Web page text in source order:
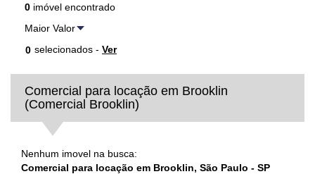
0 imóvel encontrado
0 selecionados - Ver
Comercial para locação em Brooklin
(Comercial Brooklin)
Nenhum imovel na busca:
Comercial para locação em Brooklin, São Paulo - SP